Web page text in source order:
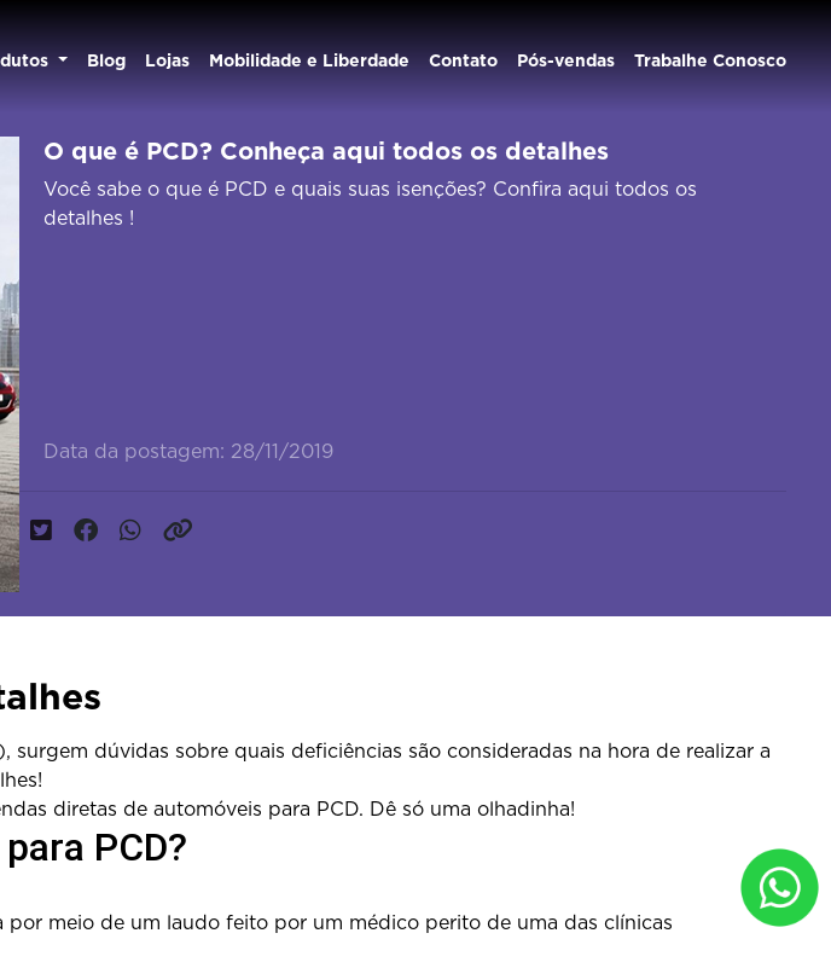
Blog Lojas Mobilidade e Liberdade Contato Pós-vendas Trabalhe Conosco
O que é PCD? Conheça aqui todos os detalhes
Você sabe o que é PCD e quais suas isenções? Confira aqui todos os
detalhes !
Data da postagem: 28/11/2019
dúvidas sobre quais deficiências são consideradas na hora de realizar a
diretas de automóveis para PCD. Dê só uma olhadinha!
PCD?
meio de um laudo feito por um médico perito de uma das clínicas